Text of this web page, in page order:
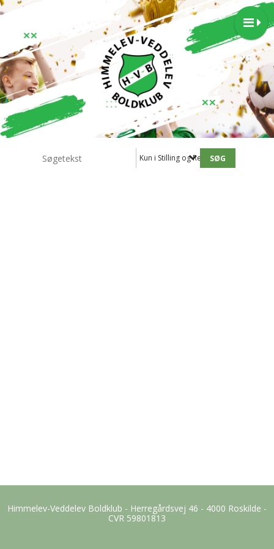
Kun i Stilling og Resultater - 3.holdet
Himmelev-Veddelev Boldklub - Herregårdsvej 46 - 4000 Roskilde -
CVR 59801813